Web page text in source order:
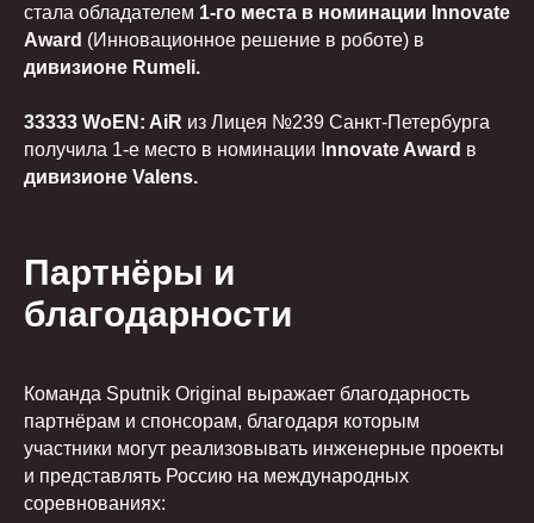
стала обладателем 1-го места в номинации Innovate
Award (Инновационное решение в роботе) в
дивизионе Rumeli.
33333 WoEN: AiR из Лицея №239 Санкт-Петербурга
получила 1-е место в номинации I nnovate Award в
дивизионе Valens.
Партнёры и
благодарности
Команда Sputnik Original выражает благодарность
партнёрам и спонсорам, благодаря которым
участники могут реализовывать инженерные проекты
и представлять Россию на международных
соревнованиях: